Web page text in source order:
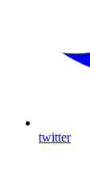
twitter